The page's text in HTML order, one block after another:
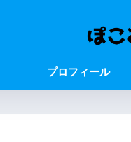
プロフィール